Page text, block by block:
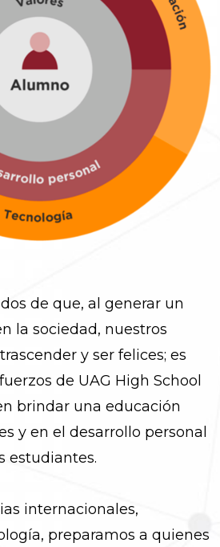
de que, al generar un
la sociedad, nuestros
y ser felices; es
de UAG High School
brindar una educación
y en el desarrollo personal
estudiantes.
internacionales,
preparamos a quienes